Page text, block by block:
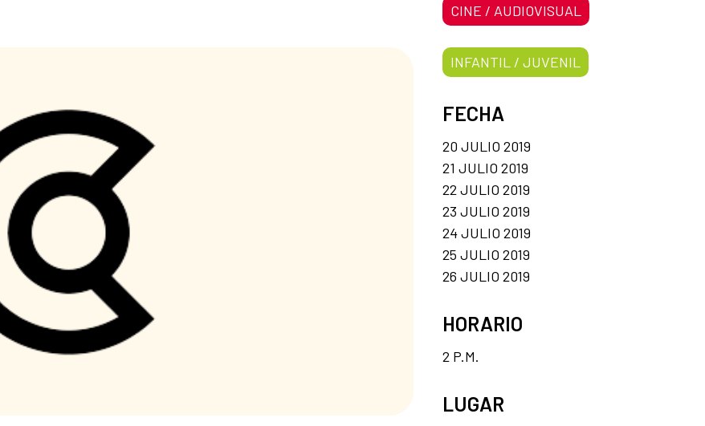
CINE / AUDIOVISUAL
INFANTIL / JUVENIL
FECHA
20 JULIO 2019
21 JULIO 2019
22 JULIO 2019
23 JULIO 2019
24 JULIO 2019
25 JULIO 2019
26 JULIO 2019
HORARIO
2 P.M.
LUGAR